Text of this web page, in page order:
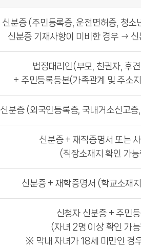
신분증 (주민등록증, 운전면허증, 청소
신분증 기재사항이 미비한 경우 →
법정대리인(부모, 친권자, 후
+ 주민등록등본(가족관계 및 주소
신분증 (외국인등록증, 국내거소신고
신분증 + 재직증명서 또는
(직장소재지 확인 가능
신분증 + 재학증명서 (학교소재
신청자 신분증 + 주민
(자녀 2명 이상 확인 가
※ 막내 자녀가 18세 미만인 경